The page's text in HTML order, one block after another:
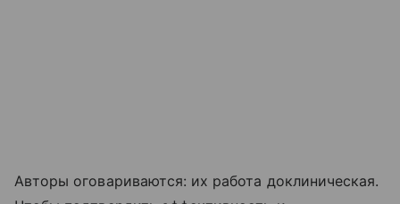
Авторы оговариваются: их работа доклиническая.